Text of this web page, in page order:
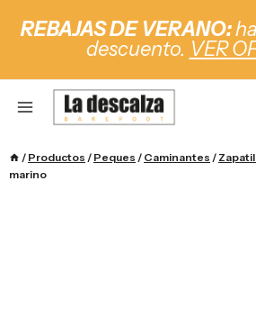
REBAJAS DE VERANO:
descuento. VER
/ Productos / Peques / Caminantes /
marino